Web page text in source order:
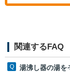
関連するFAQ
湯沸し器の湯を